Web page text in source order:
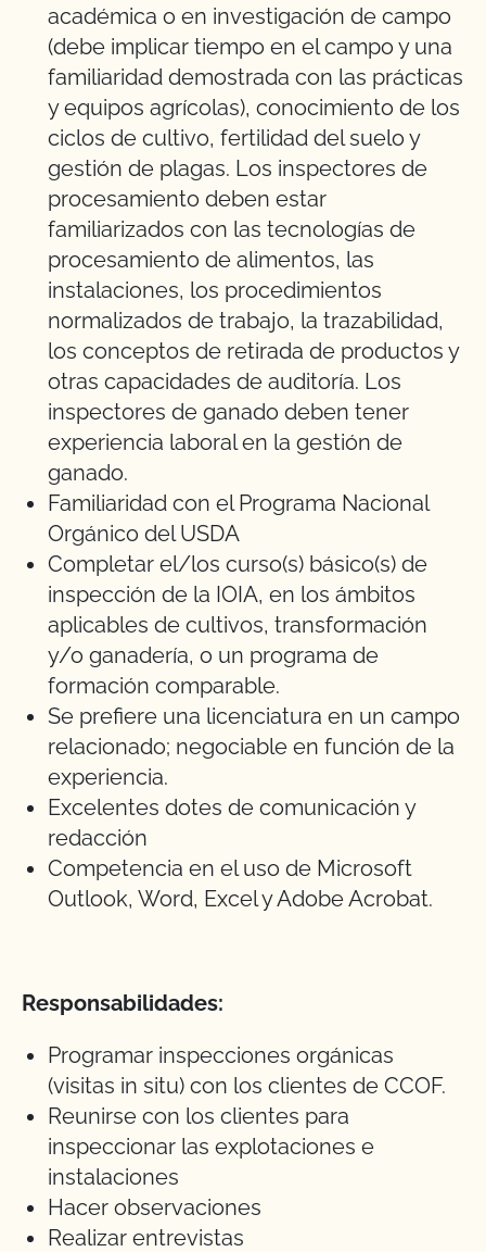
académica o en investigación de campo
(debe implicar tiempo en el campo y una
familiaridad demostrada con las prácticas
y equipos agrícolas), conocimiento de los
ciclos de cultivo, fertilidad del suelo y
gestión de plagas. Los inspectores de
procesamiento deben estar
familiarizados con las tecnologías de
procesamiento de alimentos, las
instalaciones, los procedimientos
normalizados de trabajo, la trazabilidad,
los conceptos de retirada de productos y
otras capacidades de auditoría. Los
inspectores de ganado deben tener
experiencia laboral en la gestión de
ganado.
Familiaridad con el Programa Nacional
Orgánico del USDA
Completar el/los curso(s) básico(s) de
inspección de la IOIA, en los ámbitos
aplicables de cultivos, transformación
y/o ganadería, o un programa de
formación comparable.
Se prefiere una licenciatura en un campo
relacionado; negociable en función de la
experiencia.
Excelentes dotes de comunicación y
redacción
Competencia en el uso de Microsoft
Outlook, Word, Excel y Adobe Acrobat.
Responsabilidades:
Programar inspecciones orgánicas
(visitas in situ) con los clientes de CCOF.
Reunirse con los clientes para
inspeccionar las explotaciones e
instalaciones
Hacer observaciones
Realizar entrevistas